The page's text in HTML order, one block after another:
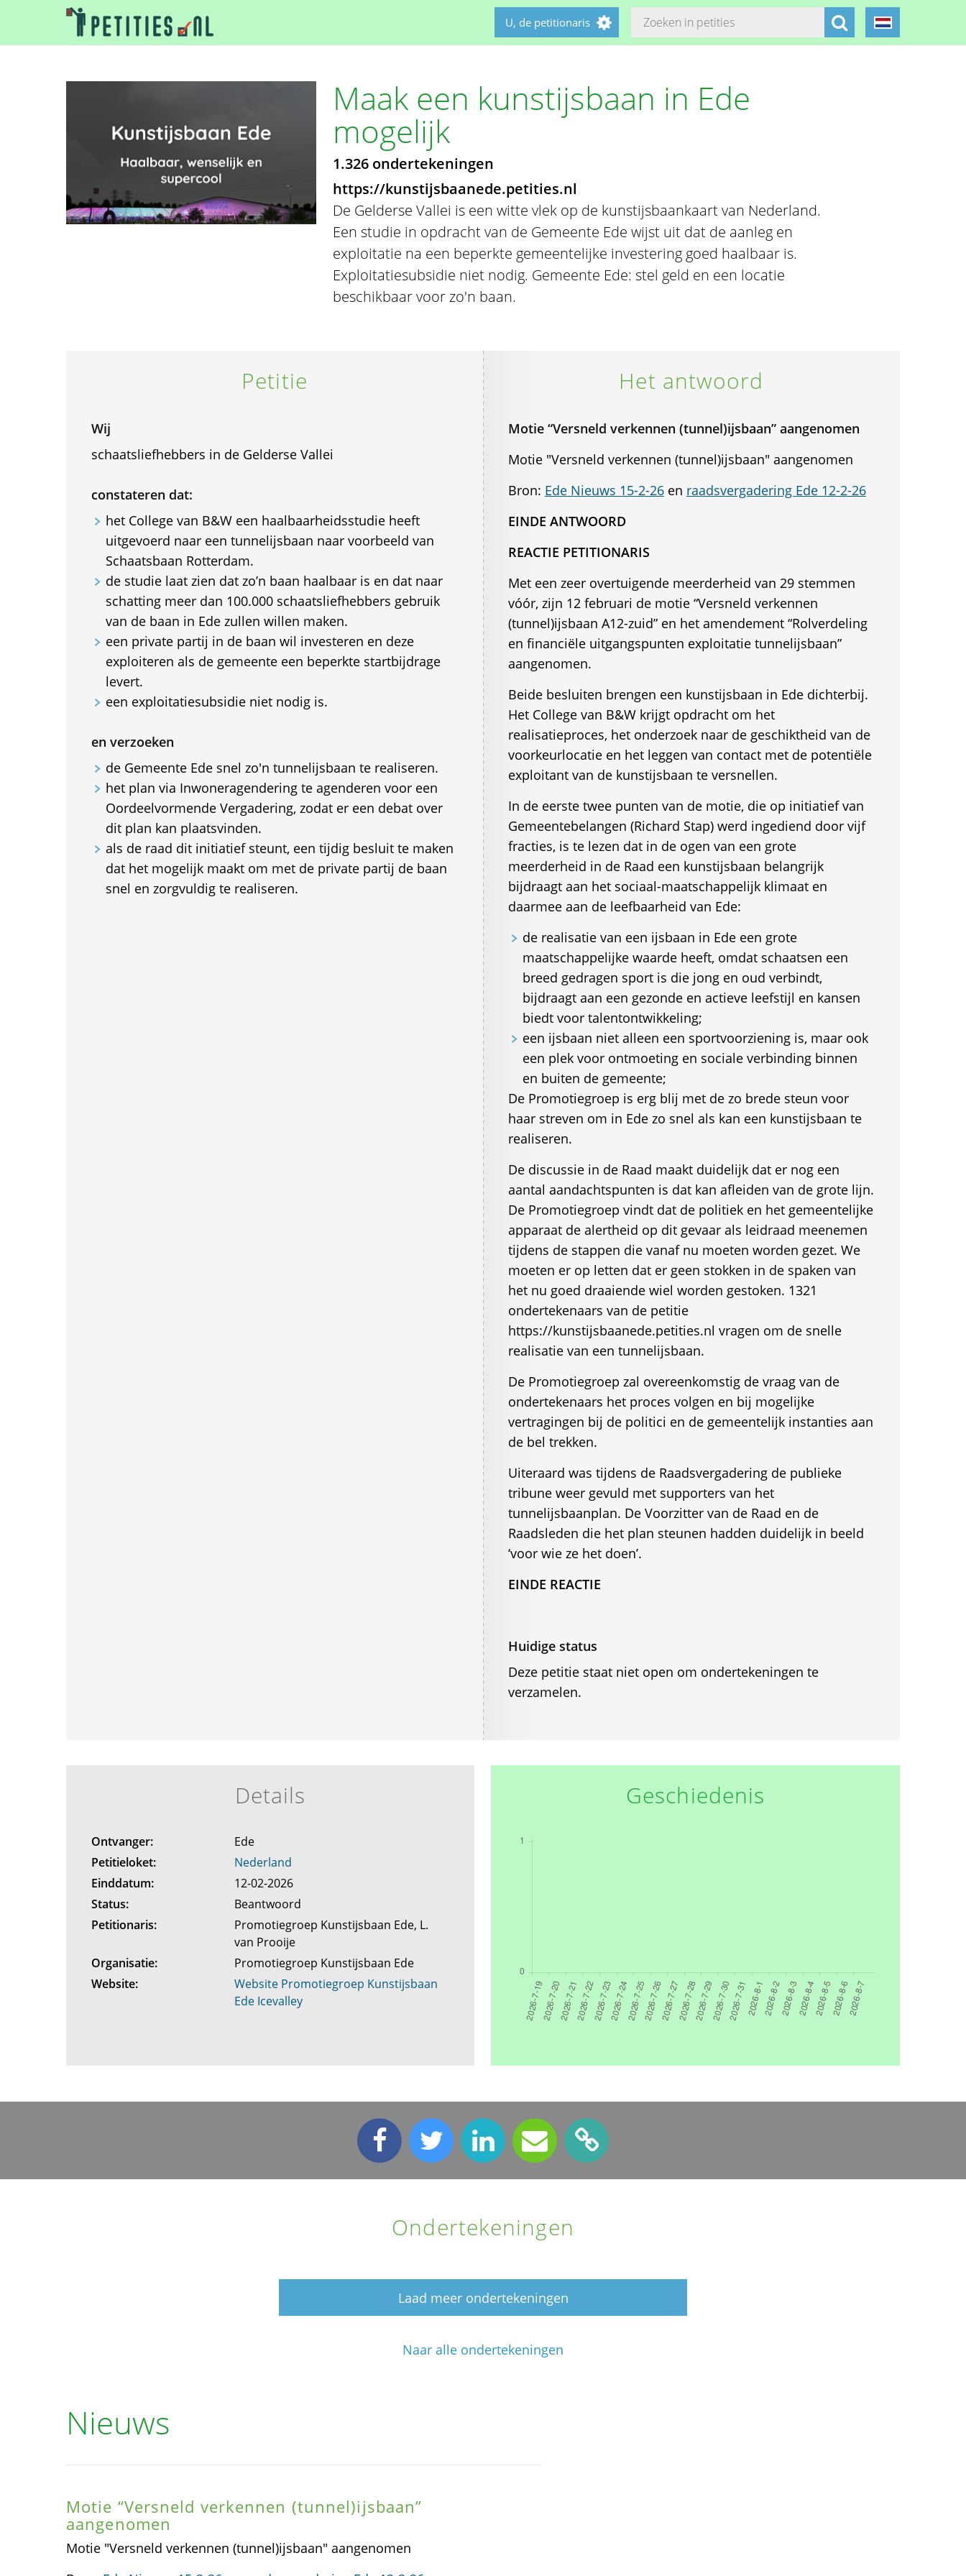
U, de petitionaris
Maak een kunstijsbaan in Ede
mogelijk
1.326 ondertekeningen
https://kunstijsbaanede.petities.nl
De Gelderse Vallei is een witte vlek op de kunstijsbaankaart van Nederland.
Een studie in opdracht van de Gemeente Ede wijst uit dat de aanleg en
exploitatie na een beperkte gemeentelijke investering goed haalbaar is.
Exploitatiesubsidie niet nodig. Gemeente Ede: stel geld en een locatie
beschikbaar voor zo'n baan.
Petitie
Wij
schaatsliefhebbers in de Gelderse Vallei
constateren dat:
het College van B&W een haalbaarheidsstudie heeft
uitgevoerd naar een tunnelijsbaan naar voorbeeld van
Schaatsbaan Rotterdam.
de studie laat zien dat zo’n baan haalbaar is en dat naar
schatting meer dan 100.000 schaatsliefhebbers gebruik
van de baan in Ede zullen willen maken.
een private partij in de baan wil investeren en deze
exploiteren als de gemeente een beperkte startbijdrage
levert.
een exploitatiesubsidie niet nodig is.
en verzoeken
de Gemeente Ede snel zo'n tunnelijsbaan te realiseren.
het plan via Inwoneragendering te agenderen voor een
Oordeelvormende Vergadering, zodat er een debat over
dit plan kan plaatsvinden.
als de raad dit initiatief steunt, een tijdig besluit te maken
dat het mogelijk maakt om met de private partij de baan
snel en zorgvuldig te realiseren.
Het antwoord
Motie “Versneld verkennen (tunnel)ijsbaan” aangenomen
Motie "Versneld verkennen (tunnel)ijsbaan" aangenomen
Bron: Ede Nieuws 15-2-26en raadsvergadering Ede 12-2-26
EINDE ANTWOORD
REACTIE PETITIONARIS
Met een zeer overtuigende meerderheid van 29 stemmen
vóór, zijn 12 februari de motie “Versneld verkennen
(tunnel)ijsbaan A12-zuid” en het amendement “Rolverdeling
en financiële uitgangspunten exploitatie tunnelijsbaan”
aangenomen.
Beide besluiten brengen een kunstijsbaan in Ede dichterbij.
Het College van B&W krijgt opdracht om het
realisatieproces, het onderzoek naar de geschiktheid van de
voorkeurlocatie en het leggen van contact met de potentiële
exploitant van de kunstijsbaan te versnellen.
In de eerste twee punten van de motie, die op initiatief van
Gemeentebelangen (Richard Stap) werd ingediend door vijf
fracties, is te lezen dat in de ogen van een grote
meerderheid in de Raad een kunstijsbaan belangrijk
bijdraagt aan het sociaal-maatschappelijk klimaat en
daarmee aan de leefbaarheid van Ede:
de realisatie van een ijsbaan in Ede een grote
maatschappelijke waarde heeft, omdat schaatsen een
breed gedragen sport is die jong en oud verbindt,
bijdraagt aan een gezonde en actieve leefstijl en kansen
biedt voor talentontwikkeling;
een ijsbaan niet alleen een sportvoorziening is, maar ook
een plek voor ontmoeting en sociale verbinding binnen
en buiten de gemeente;
De Promotiegroep is erg blij met de zo brede steun voor
haar streven om in Ede zo snel als kan een kunstijsbaan te
realiseren.
De discussie in de Raad maakt duidelijk dat er nog een
aantal aandachtspunten is dat kan afleiden van de grote lijn.
De Promotiegroep vindt dat de politiek en het gemeentelijke
apparaat de alertheid op dit gevaar als leidraad meenemen
tijdens de stappen die vanaf nu moeten worden gezet. We
moeten er op letten dat er geen stokken in de spaken van
het nu goed draaiende wiel worden gestoken. 1321
ondertekenaars van de petitie
https://kunstijsbaanede.petities.nl vragen om de snelle
realisatie van een tunnelijsbaan.
De Promotiegroep zal overeenkomstig de vraag van de
ondertekenaars het proces volgen en bij mogelijke
vertragingen bij de politici en de gemeentelijk instanties aan
de bel trekken.
Uiteraard was tijdens de Raadsvergadering de publieke
tribune weer gevuld met supporters van het
tunnelijsbaanplan. De Voorzitter van de Raad en de
Raadsleden die het plan steunen hadden duidelijk in beeld
‘voor wie ze het doen’.
EINDE REACTIE
Huidige status
Deze petitie staat niet open om ondertekeningen te
verzamelen.
Details
Ontvanger:
Ede
Petitieloket:
Nederland
Einddatum:
12-02-2026
Status:
Beantwoord
Petitionaris:
Promotiegroep Kunstijsbaan Ede, L.
van Prooije
Organisatie:
Promotiegroep Kunstijsbaan Ede
Website:
Website Promotiegroep Kunstijsbaan
Ede Icevalley
Geschiedenis
Ondertekeningen
Laad meer ondertekeningen
Naar alle ondertekeningen
Nieuws
Motie “Versneld verkennen (tunnel)ijsbaan”
aangenomen
Motie "Versneld verkennen (tunnel)ijsbaan" aangenomen